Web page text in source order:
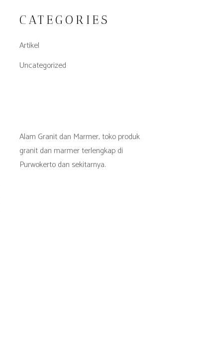
CATEGORIES
Artikel
Uncategorized
Alam Granit dan Marmer, toko produk
granit dan marmer terlengkap di
Purwokerto dan sekitarnya.